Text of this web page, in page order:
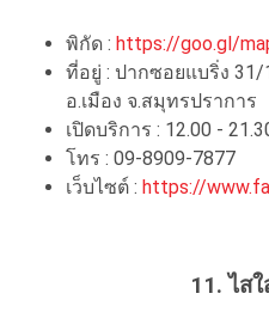
พิกัด : https://goo.gl/
ที่อยู่ : ปากซอยแบริ่ง
อ.เมือง จ.สมุทรปราการ
เปิดบริการ : 12.00 -
โทร : 09-8909-7877
เว็บไซต์ : https://
11. ไส